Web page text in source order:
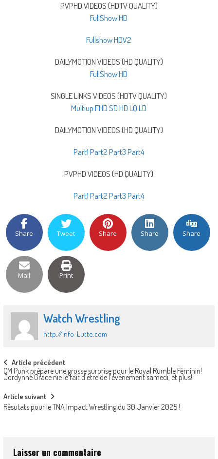
PVPHD VIDEOS (HDTV QUALITY)
FullShow HD
Fullshow HDV2
DAILYMOTION VIDEOS (HD QUALITY)
FullShow HD
SINGLE LINKS VIDEOS (HDTV QUALITY)
Multiup FHD SD HD LQ LD
DAILYMOTION VIDEOS (HD QUALITY)
Part1Part2Part3Part4
PVPHD VIDEOS (HD QUALITY)
Part1Part2Part3Part4
Share Tweet Share Share Share
Mail Print
Watch Wrestling
http://Info-Lutte.com
Post
navigation
Article précédent
CM Punk prépare une grosse surprise pour le Royal Rumble Féminin!
Jordynne Grace nie le fait d’être de l’événement samedi, et plus!
Article suivant
Résutats pour le TNA Impact Wrestling du 30 Janvier 2025 !
Laisser un commentaire